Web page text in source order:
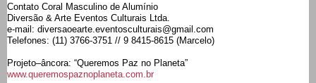
Contato Coral Masculino de Alumínio
Diversão & Arte Eventos Culturais Ltda.
e-mail: diversaoearte.eventosculturais@gmail.com
Telefones: (11) 3766-3751 // 9 8415-8615 (Marcelo)
Projeto–âncora: “Queremos Paz no Planeta”
www.queremospaznoplaneta.com.br